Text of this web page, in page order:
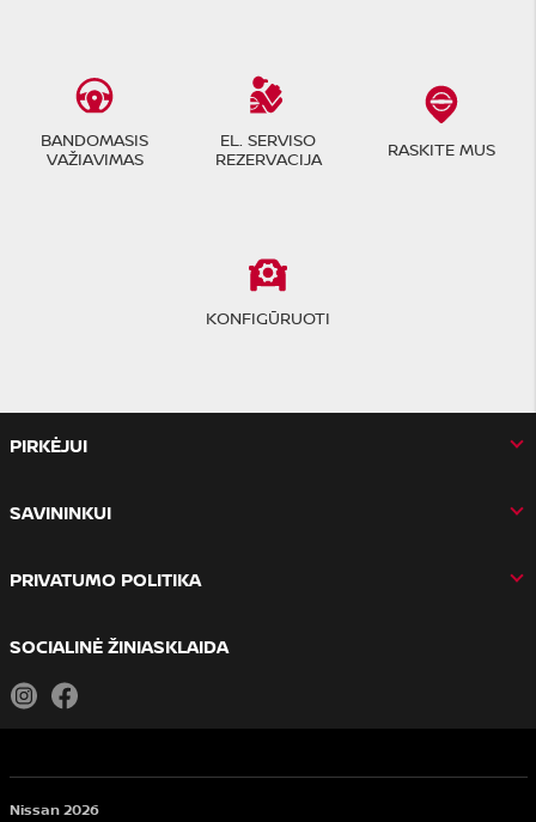
BANDOMASIS
VAŽIAVIMAS
EL. SERVISO
REZERVACIJA
RASKITE MUS
KONFIGŪRUOTI
PIRKĖJUI
SAVININKUI
PRIVATUMO POLITIKA
SOCIALINĖ ŽINIASKLAIDA
Instagram
Nissan 2026